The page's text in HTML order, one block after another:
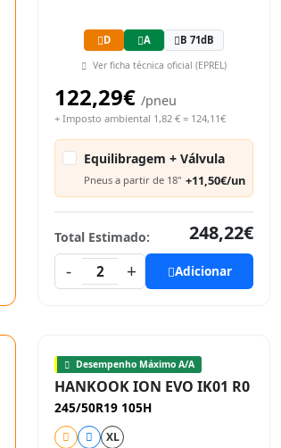
D A B 71dB
Ver ficha técnica oficial (EPREL)
122,29€ /pneu
+ Imposto ambiental 1,82 € = 124,11€
Equilibragem + Válvula
Pneus a partir de 18" +11,50€/un
Total Estimado:
248,22€
-
2 + Adicionar
Desempenho Máximo A/A
HANKOOK ION EVO IK01 R0
245/50R19 105H
XL